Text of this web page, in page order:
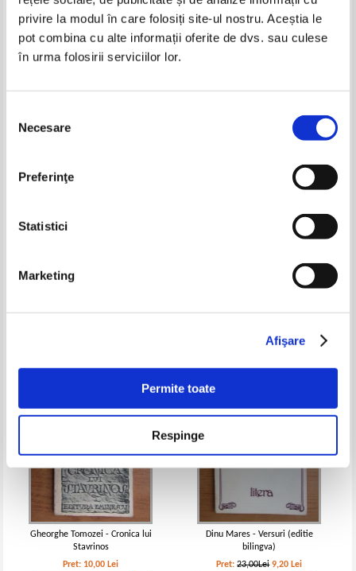
privire la modul în care folosiți site-ul nostru. Aceștia le
pot combina cu alte informații oferite de dvs. sau culese
în urma folosirii serviciilor lor.
consimțământului
Necesare
Preferinţe
Statistici
Marketing
Afişare
Permite toate
Respinge
Adaugă în coș
Josefina Luchian - Mozaic de
Adaugă în coș
Gheorghe Tomozei - Cronica lui
Stavrinos
Pret: 10,00 Lei
Dinu Mares - Versuri (editie
bilingva)
Pret:23,00Lei 9,20 Lei